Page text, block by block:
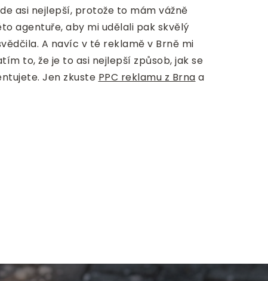
asi nejlepší, protože to mám vážně
agentuře, aby mi udělali pak skvělý
A navíc v té reklamě v Brně mi
to, že je to asi nejlepší způsob, jak se
Jen zkuste PPC reklamu z Brna a